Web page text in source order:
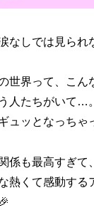
なしでは見られ
世界って、こん
人たちがいて…
ュッとなっちゃ
係も最高すぎて
熱くて感動する